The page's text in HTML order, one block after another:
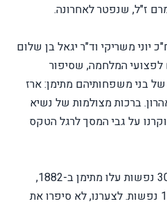
ז"ל, שנפטר לאחרונה.
יוני משריקי וד"ר יגאל בן שלום
לפצועי המלחמה, שסיפור
של בני משפחותיהם מתימן: ארז
ברכות מצולמות של נשיא
על גבי המסך לרגל הטקס
שר המורשת, עמיחי אליהו: "300 נפשות עלו מתימן ב-1882,
הרבה יותר מהביל"ויים, שהיו 15 נפשות. לצערנו, לא סיפרו את